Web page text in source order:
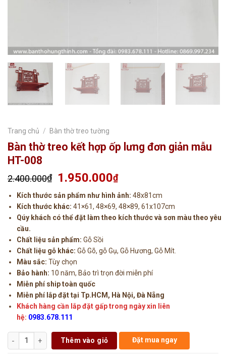
Trang chủ / Bàn thờ treo tường
Bàn thờ treo kết hợp ốp lưng đơn giản mẫu
HT-008
2.400.000₫
Giá
gốc
là:
2.400.000₫.
1.950.000₫Giá
hiện
tại
là:
1.950.000₫.
Kích thước sản phẩm như hình ảnh: 48x81cm
Kích thước khác: 41×61, 48×69, 48×89, 61x107cm
Qúy khách có thể đặt làm theo kích thước và sơn màu theo yêu
cầu.
Chất liệu sản phẩm:Gỗ Sồi
Chất liệu gỗ khác: Gỗ Gõ, gỗ Gụ, Gỗ Hương, Gỗ Mít.
Màu sắc: Tùy chọn
Bảo hành: 10 năm, Bảo trì trọn đời miễn phí
Miễn phí ship toàn quốc
Miễn phí lắp đặt tại Tp.HCM, Hà Nội, Đà Nẵng
Khách hàng cần lắp đặt gấp trong ngày xin liên
hệ: 0983.678.111
Số lượng
Thêm vào giỏ Đặt mua ngay